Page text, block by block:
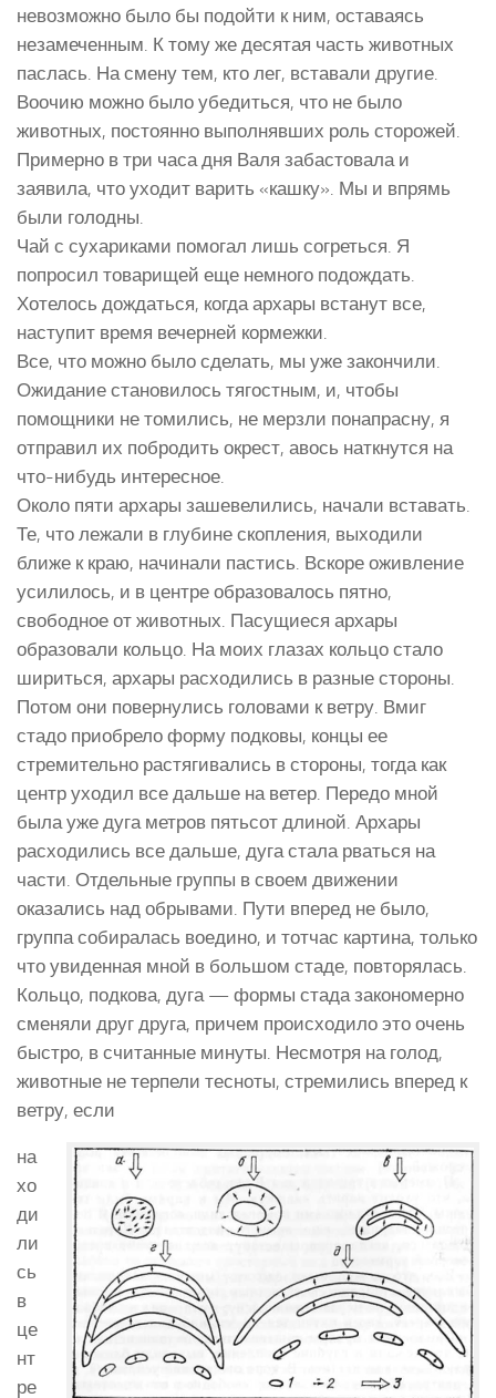
невозможно было бы подойти к ним, оставаясь
незамеченным. К тому же десятая часть животных
паслась. На смену тем, кто лег, вставали другие.
Воочию можно было убедиться, что не было
животных, постоянно выполнявших роль сторожей.
Примерно в три часа дня Валя забастовала и
заявила, что уходит варить «кашку». Мы и впрямь
были голодны.
Чай с сухариками помогал лишь согреться. Я
попросил товарищей еще немного подождать.
Хотелось дождаться, когда архары встанут все,
наступит время вечерней кормежки.
Все, что можно было сделать, мы уже закончили.
Ожидание становилось тягостным, и, чтобы
помощники не томились, не мерзли понапрасну, я
отправил их побродить окрест, авось наткнутся на
что-нибудь интересное.
Около пяти архары зашевелились, начали вставать.
Те, что лежали в глубине скопления, выходили
ближе к краю, начинали пастись. Вскоре оживление
усилилось, и в центре образовалось пятно,
свободное от животных. Пасущиеся архары
образовали кольцо. На моих глазах кольцо стало
шириться, архары расходились в разные стороны.
Потом они повернулись головами к ветру. Вмиг
стадо приобрело форму подковы, концы ее
стремительно растягивались в стороны, тогда как
центр уходил все дальше на ветер. Передо мной
была уже дуга метров пятьсот длиной. Архары
расходились все дальше, дуга стала рваться на
части. Отдельные группы в своем движении
оказались над обрывами. Пути вперед не было,
группа собиралась воедино, и тотчас картина, только
что увиденная мной в большом стаде, повторялась.
Кольцо, подкова, дуга — формы стада закономерно
сменяли друг друга, причем происходило это очень
быстро, в считанные минуты. Несмотря на голод,
животные не терпели тесноты, стремились вперед к
ветру, если
на
хо
ди
ли
сь
в
це
нт
ре